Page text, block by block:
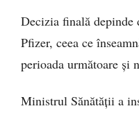
Decizia finală depinde
Pfizer, ceea ce
perioada următoare și
Ministrul Sănătății a